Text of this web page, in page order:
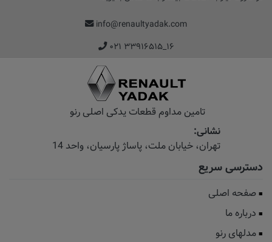
info@renaultyadak.com
۰۲۱ ۳۳۹۱۶۵۱۵_۱۶
تامین مداوم قطعات یدکی اصلی رنو
نشانی:
تهران، خیابان‌ ملت، پاساژ‌ پارسیان، واحد 14
دسترسی سریع
صفحه اصلی
درباره ما
مدلهای رنو